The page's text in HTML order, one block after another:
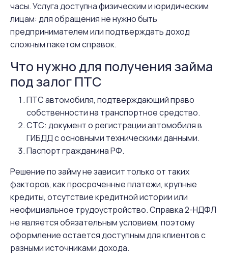
часы. Услуга доступна физическим и юридическим
лицам: для обращения не нужно быть
предпринимателем или подтверждать доход
сложным пакетом справок.
Что нужно для получения займа
под залог ПТС
ПТС автомобиля, подтверждающий право
собственности на транспортное средство.
СТС: документ о регистрации автомобиля в
ГИБДД с основными техническими данными.
Паспорт гражданина РФ.
Решение по займу не зависит только от таких
факторов, как просроченные платежи, крупные
кредиты, отсутствие кредитной истории или
неофициальное трудоустройство. Справка 2-НДФЛ
не является обязательным условием, поэтому
оформление остается доступным для клиентов с
разными источниками дохода.